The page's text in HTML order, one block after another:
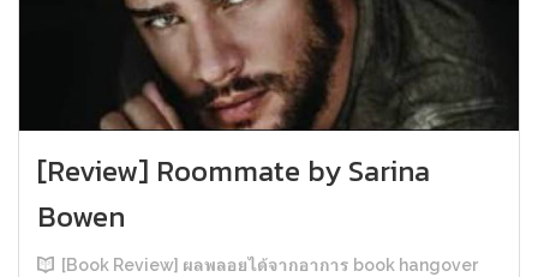
[Review] Roommate by Sarina
Bowen
[Book Review] ผลพลอยได้จากอาการ book hangover